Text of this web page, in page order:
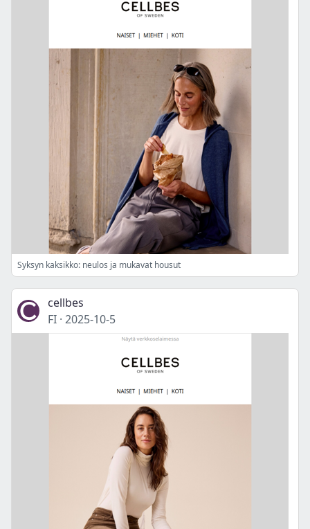
Syksyn kaksikko: neulos ja mukavat housut
cellbes
FI · 2025-10-5